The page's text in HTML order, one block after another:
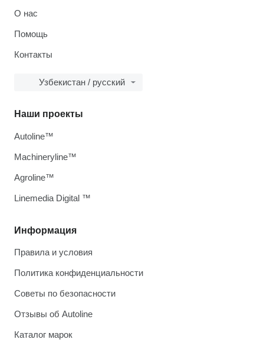
О нас
Помощь
Контакты
Узбекистан / русский
Информация
Правила и условия
Политика конфиденциальности
Советы по безопасности
Отзывы об Autoline
Каталог марок
Наши проекты
Autoline™
Machineryline™
Agroline™
Linemedia Digital ™